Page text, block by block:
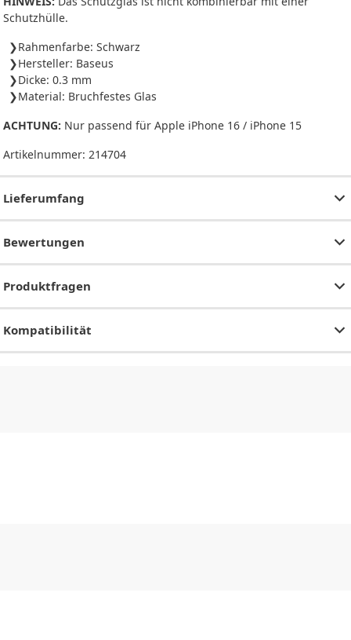
Schutzhülle.
Rahmenfarbe: Schwarz
Hersteller: Baseus
Dicke: 0.3 mm
Material: Bruchfestes Glas
ACHTUNG: Nur passend für Apple iPhone 16 / iPhone 15
Artikelnummer: 214704
Lieferumfang
Bewertungen
Produktfragen
Kompatibilität